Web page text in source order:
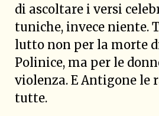
di ascoltare i versi
tuniche, invece niente.
lutto non per la morte
Polinice, ma per le
violenza. E Antigone le
tutte.